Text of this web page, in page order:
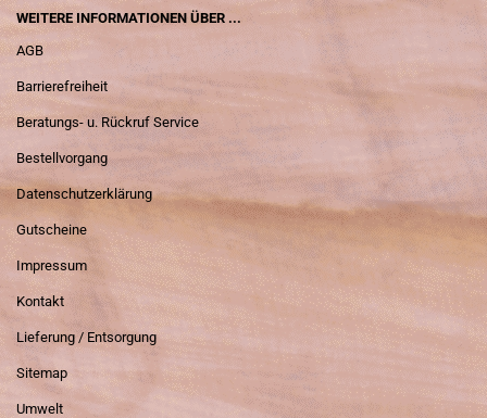
WEITERE INFORMATIONEN ÜBER ...
AGB
Barrierefreiheit
Beratungs- u. Rückruf Service
Bestellvorgang
Datenschutzerklärung
Gutscheine
Impressum
Kontakt
Lieferung / Entsorgung
Sitemap
Umwelt